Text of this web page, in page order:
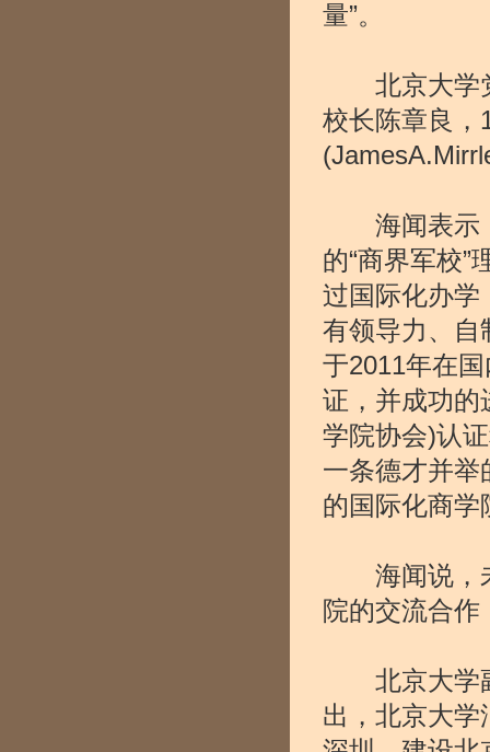
量”。
北京大学党
校长陈章良，
海闻表示，
的“商界军校”
过国际化办学
有领导力、自
于2011年在
证，并成功的
学院协会)认
一条德才并举
的国际化商学
海闻说，未
院的交流合
北京大学副
出，北京大学